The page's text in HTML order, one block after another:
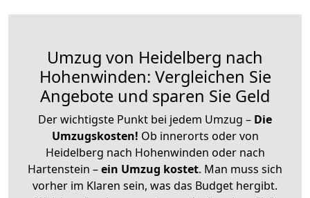
Umzug von Heidelberg nach
Hohenwinden: Vergleichen Sie
Angebote und sparen Sie Geld
Der wichtigste Punkt bei jedem Umzug – Die
Umzugskosten! Ob innerorts oder von
Heidelberg nach Hohenwinden oder nach
Hartenstein –ein Umzug kostet. Man muss sich
vorher im Klaren sein, was das Budget hergibt.